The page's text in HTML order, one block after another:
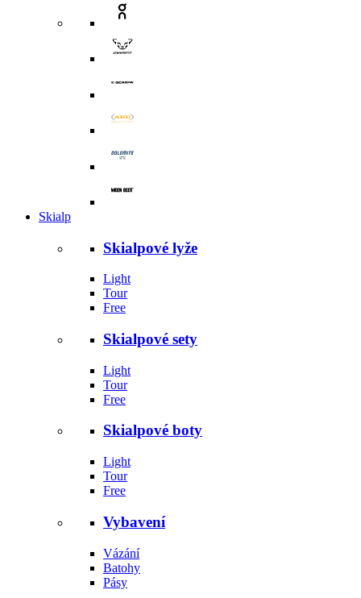
Skialp
Skialpové lyže
Light
Tour
Free
Skialpové sety
Light
Tour
Free
Skialpové boty
Light
Tour
Free
Vybavení
Vázání
Batohy
Pásy